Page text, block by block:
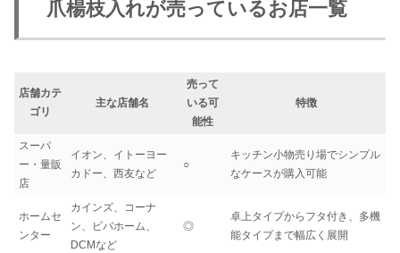
爪楊枝入れが売っているお店一覧
店舗カテ
ゴリ
主な店舗名
売って
いる可
能性
特徴
スーパ
ー・量販
店
イオン、イトーヨー
カドー、西友など
○
キッチン小物売り場でシンプル
なケースが購入可能
ホームセ
ンター
カインズ、コーナ
ン、ビバホーム、
DCMなど
◎
卓上タイプからフタ付き、多機
能タイプまで幅広く展開